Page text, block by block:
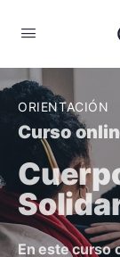
ORIENTACIÓN
Curso
En este curso